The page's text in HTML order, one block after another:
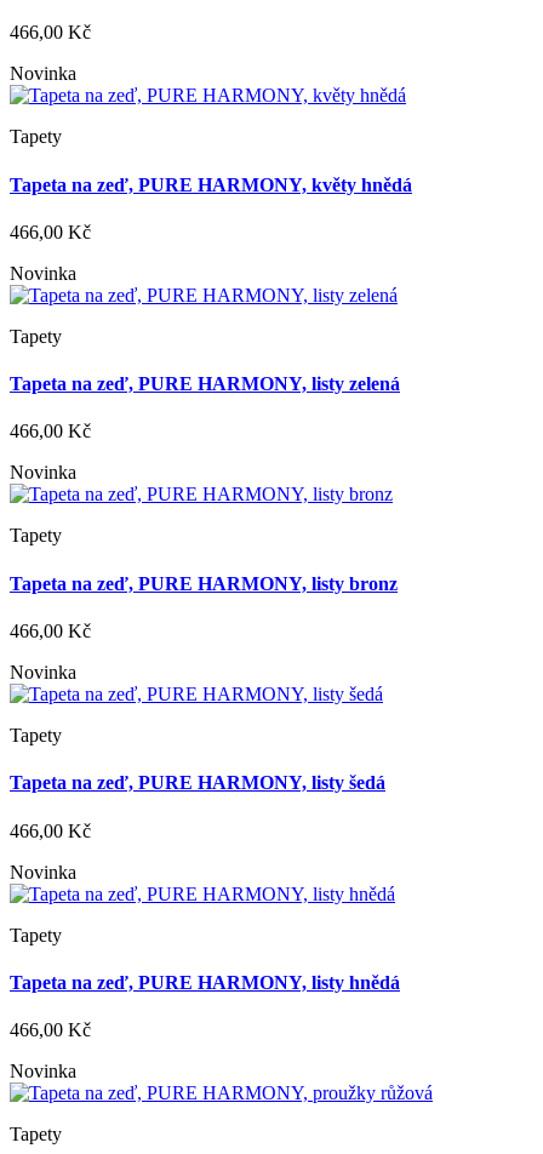
466,00 Kč
Novinka
Tapety
Tapeta na zeď, PURE HARMONY, květy hnědá
466,00 Kč
Novinka
Tapety
Tapeta na zeď, PURE HARMONY, listy zelená
466,00 Kč
Novinka
Tapety
Tapeta na zeď, PURE HARMONY, listy bronz
466,00 Kč
Novinka
Tapety
Tapeta na zeď, PURE HARMONY, listy šedá
466,00 Kč
Novinka
Tapety
Tapeta na zeď, PURE HARMONY, listy hnědá
466,00 Kč
Novinka
Tapety